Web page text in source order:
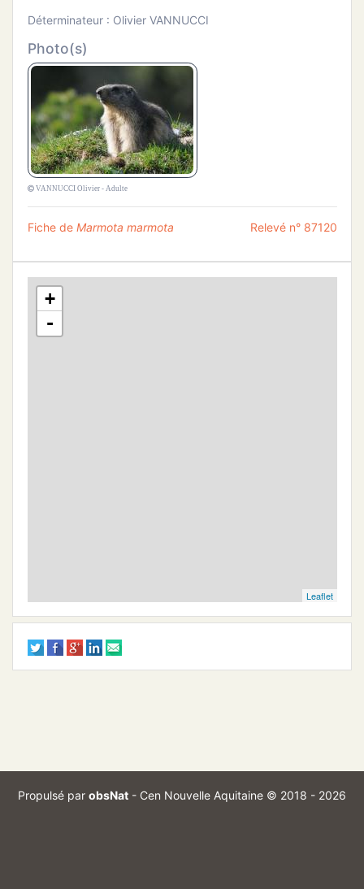
Déterminateur : Olivier VANNUCCI
Photo(s)
VANNUCCI Olivier - Adulte
Fiche de Marmota marmota Relevé n° 87120
+
-
Leaflet
Propulsé par obsNat - Cen Nouvelle Aquitaine © 2018 - 2026